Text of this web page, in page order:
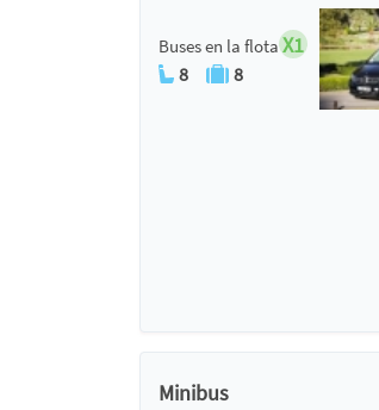
Buses en la flota X1
8 8
Minibus